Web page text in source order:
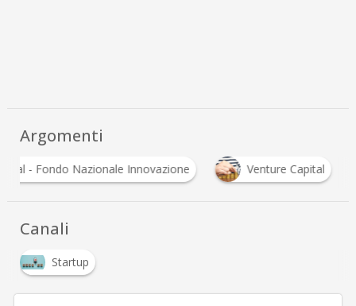
Argomenti
C
CDP Venture Capital - Fondo Nazionale Innovazione
Canali
Startup